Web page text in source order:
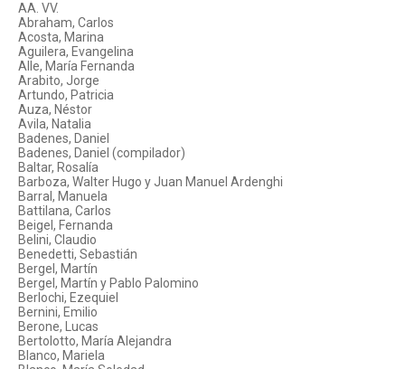
AA. VV.
Abraham, Carlos
Acosta, Marina
Aguilera, Evangelina
Alle, María Fernanda
Arabito, Jorge
Artundo, Patricia
Auza, Néstor
Avila, Natalia
Badenes, Daniel
Badenes, Daniel (compilador)
Baltar, Rosalía
Barboza, Walter Hugo y Juan Manuel Ardenghi
Barral, Manuela
Battilana, Carlos
Beigel, Fernanda
Belini, Claudio
Benedetti, Sebastián
Bergel, Martín
Bergel, Martín y Pablo Palomino
Berlochi, Ezequiel
Bernini, Emilio
Berone, Lucas
Bertolotto, María Alejandra
Blanco, Mariela